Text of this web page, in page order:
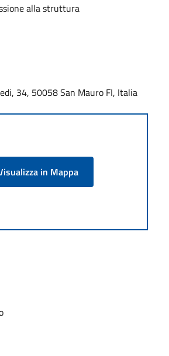
alla struttura
34, 50058 San Mauro FI, Italia
in Mappa